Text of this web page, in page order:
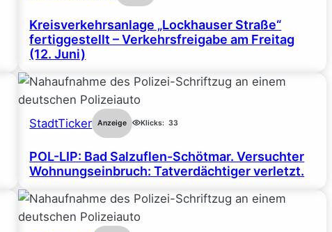
Kreisverkehrsanlage „Lockhauser Straße“
fertiggestellt – Verkehrsfreigabe am Freitag
(12. Juni)
StadtTicker Anzeige Klicks: 33
POL-LIP: Bad Salzuflen-Schötmar. Versuchter
Wohnungseinbruch: Tatverdächtiger verletzt.